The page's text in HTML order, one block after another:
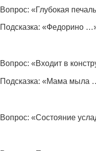
Вопрос: «Глубокая
Подсказка: «Федорино
Вопрос: «Входит в
Подсказка: «Мама мыла
Вопрос: «Состояние